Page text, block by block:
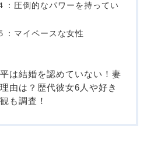
：圧倒的なパワーを持ってい
：マイペースな女性
は結婚を認めていない！妻
由は？歴代彼女6人や好き
も調査！